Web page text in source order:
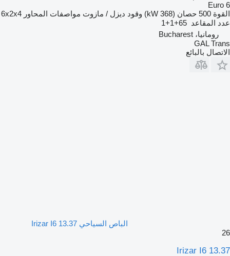
Euro 6
القوة 500 حصان (368 kW) وقود ديزل / مازوت مواصفات المحاور 6x2x4
عدد المقاعد 65+1+1
رومانيا، Bucharest
GAL Trans
الاتصال بالبائع
الباص السياحي Irizar I6 13.37
26
Irizar I6 13.37